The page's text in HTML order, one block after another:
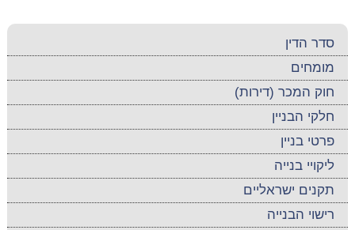
סדר הדין
מומחים
חוק המכר (דירות)
חלקי הבניין
פרטי בניין
ליקויי בנייה
תקנים ישראליים
רישוי הבנייה